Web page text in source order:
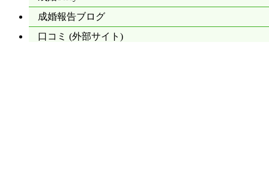
成婚報告ブログ
口コミ (外部サイト)